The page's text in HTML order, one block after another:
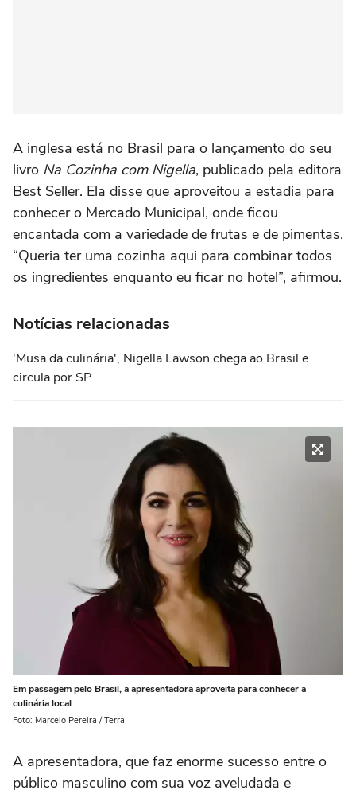
A inglesa está no Brasil para o lançamento do seu
livro Na Cozinha com Nigella, publicado pela editora
Best Seller. Ela disse que aproveitou a estadia para
conhecer o Mercado Municipal, onde ficou
encantada com a variedade de frutas e de pimentas.
“Queria ter uma cozinha aqui para combinar todos
os ingredientes enquanto eu ficar no hotel”, afirmou.
Notícias relacionadas
'Musa da culinária', Nigella Lawson chega ao Brasil e
circula por SP
Em passagem pelo Brasil, a apresentadora aproveita para conhecer a
culinária local
Foto: Marcelo Pereira / Terra
A apresentadora, que faz enorme sucesso entre o
público masculino com sua voz aveludada e